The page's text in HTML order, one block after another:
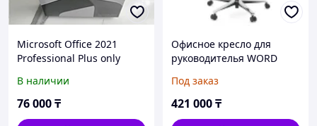
Microsoft Office 2021
Professional Plus only
коробочный версия
Word, Excel, PowerPoint
В наличии
76 000₸
Офисное кресло для
руководителья WORD
Под заказ
421 000₸